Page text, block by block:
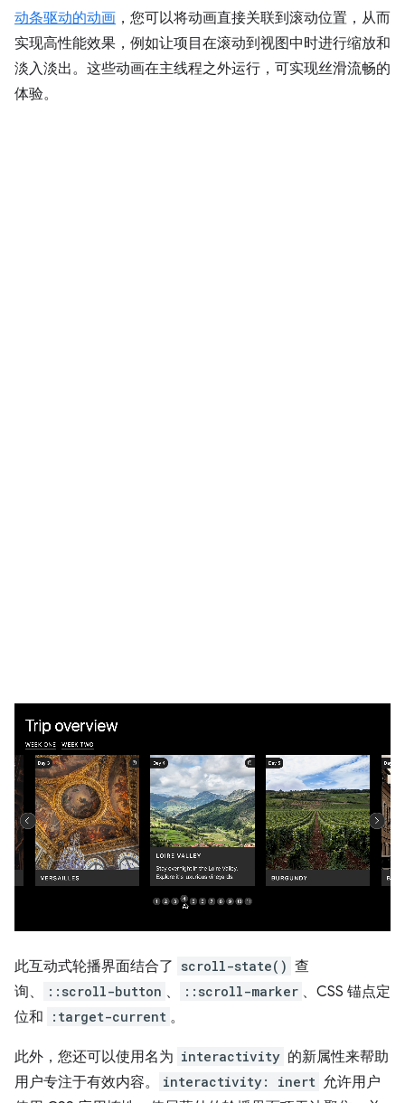
动条驱动的动画 ，您可以将动画直接关联到滚动位置，从而
实现高性能效果，例如让项目在滚动到视图中时进行缩放和
淡入淡出。这些动画在主线程之外运行，可实现丝滑流畅的
体验。
此互动式轮播界面结合了 scroll-state() 查
询、
::scroll-button 、 ::scroll-marker 、CSS 锚点定
位和
:target-current 。
此外，您还可以使用名为 interactivity 的新属性来帮助
用户专注于有效内容。
interactivity: inert 允许用户